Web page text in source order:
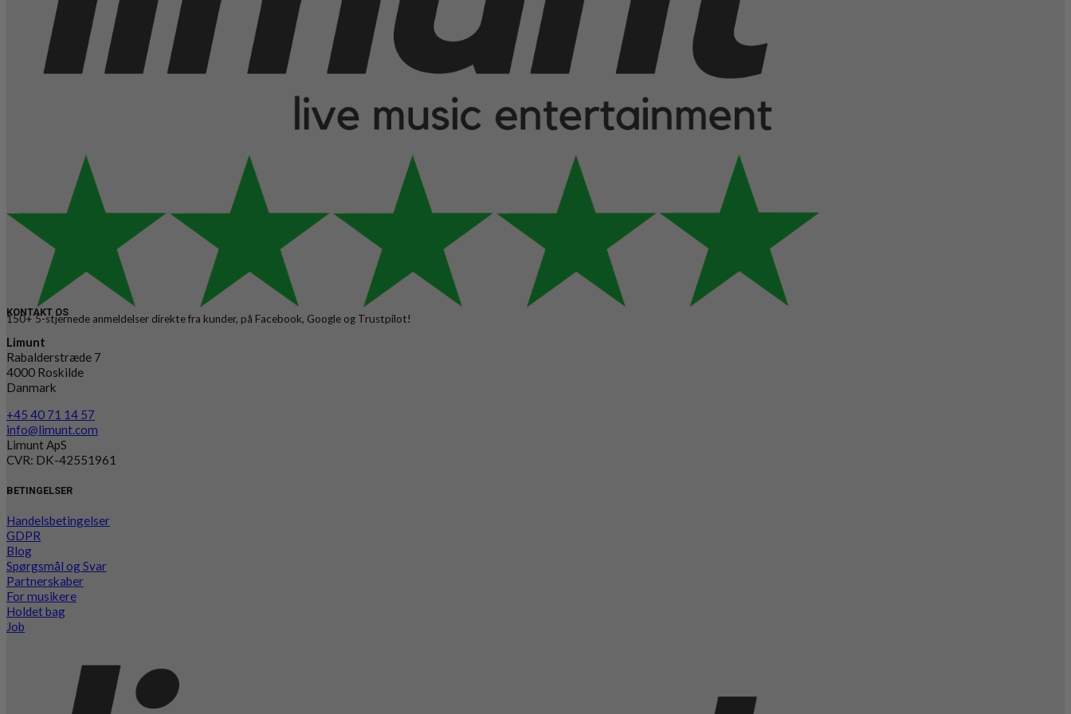
150+ 5-stjernede anmeldelser direkte fra kunder, på Facebook, Google og Trustpilot!
KONTAKT OS
Limunt
Rabalderstræde 7
4000 Roskilde
Danmark
+45 40 71 14 57
info@limunt.com
Limunt ApS
CVR: DK-42551961
BETINGELSER
Handelsbetingelser
GDPR
Blog
Spørgsmål og Svar
Partnerskaber
For musikere
Holdet bag
Job